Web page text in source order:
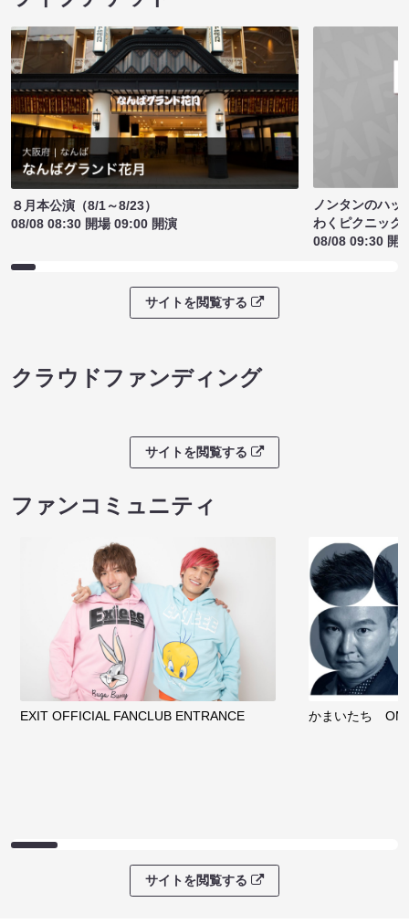
８月本公演（8/1～8/23）
08/08 08:30 開場 09:00 開演
ノンタンのハッ
わくピクニック
08/08 09:30 開
サイトを閲覧する
クラウドファンディング
サイトを閲覧する
ファンコミュニティ
EXIT OFFICIAL FANCLUB ENTRANCE かまいたち
サイトを閲覧する